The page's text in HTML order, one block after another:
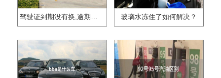
驾驶证到期没有换,逾期怎么办?? 玻璃水冻住了如何解决？